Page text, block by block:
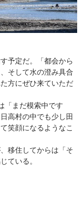
予定だ。「都会から
そして水の澄み具合
方にぜひ来ていただ
「まだ模索中です
高村の中でも少し田
笑顔になるようなこ
移住してからは「そ
ている。